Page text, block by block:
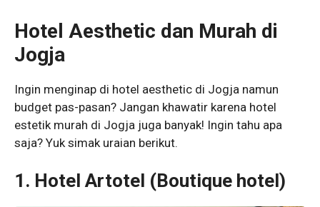
Hotel Aesthetic dan Murah di
Jogja
Ingin menginap di hotel aesthetic di Jogja namun
budget pas-pasan? Jangan khawatir karena hotel
estetik murah di Jogja juga banyak! Ingin tahu apa
saja? Yuk simak uraian berikut.
1. Hotel Artotel (Boutique hotel)